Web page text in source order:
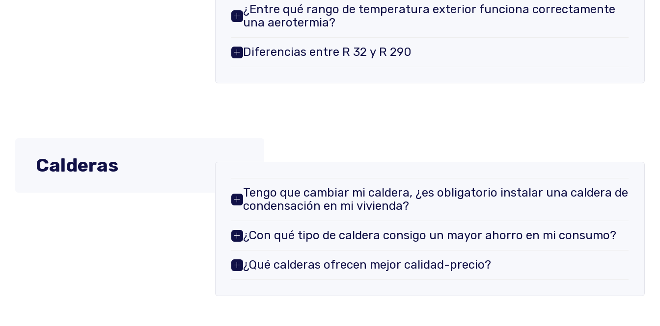
¿Entre qué rango de temperatura exterior funciona correctamente
una aerotermia?
Diferencias entre R 32 y R 290
Calderas
Tengo que cambiar mi caldera, ¿es obligatorio instalar una caldera de
condensación en mi vivienda?
¿Con qué tipo de caldera consigo un mayor ahorro en mi consumo?
¿Qué calderas ofrecen mejor calidad-precio?